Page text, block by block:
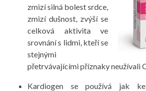
zmizí silná bolest srdce,
zmizí dušnost, zvýší se
celková aktivita ve
srovnání s lidmi, kteří se
stejnými
přetrvávajícími příznaky neužívali
Kardiogen se používá jak